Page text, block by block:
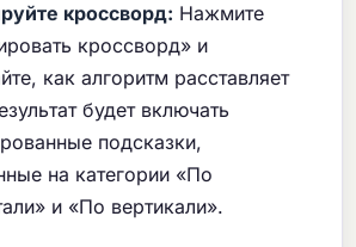
кроссворд: Нажмите
кроссворд» и
как алгоритм расставляет
будет включать
подсказки,
на категории «По
и «По вертикали».